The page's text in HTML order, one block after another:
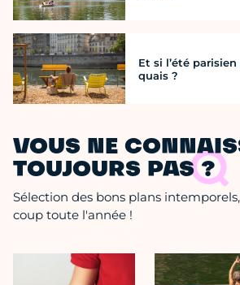
Et si l’été
quais ?
VOUS NE
TOUJOURS PAS ?
Sélection des bons plans
coup toute l'année !